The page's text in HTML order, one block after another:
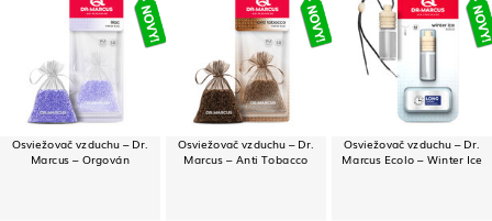
Osviežovač vzduchu – Dr.
Marcus – Orgován
Osviežovač vzduchu – Dr.
Marcus – Anti Tobacco
Osviežovač vzduchu – Dr.
Marcus Ecolo – Winter Ice